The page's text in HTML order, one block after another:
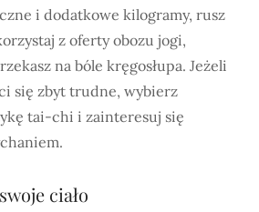
i dodatkowe kilogramy, rusz
z oferty obozu jogi,
na bóle kręgosłupa. Jeżeli
ci się zbyt trudne, wybierz
tai-chi i zainteresuj się
ciało